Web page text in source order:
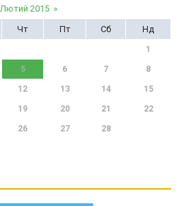
Лютий 2015 »
Чт Пт Сб Нд
1
5 6 7 8
12 13 14 15
19 20 21 22
26 27 28